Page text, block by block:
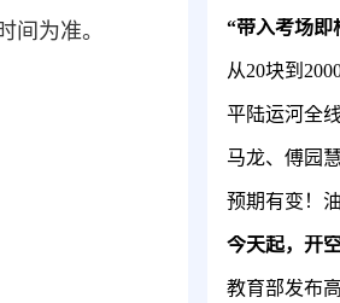
间为准。 “带入考场
从20块到
平陆运河全
马龙、傅园
预期有变！
今天起，开
教育部发布